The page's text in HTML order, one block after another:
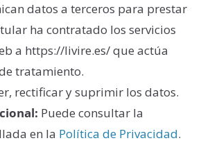
datos a terceros para prestar
ha contratado los servicios
a https://livire.es/ que actúa
tratamiento.
rectificar y suprimir los datos.
Puede consultar la
en la Política de Privacidad.